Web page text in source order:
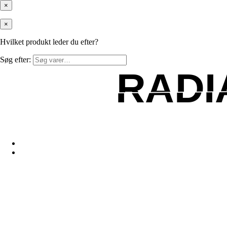
×
×
Hvilket produkt leder du efter?
Søg efter: